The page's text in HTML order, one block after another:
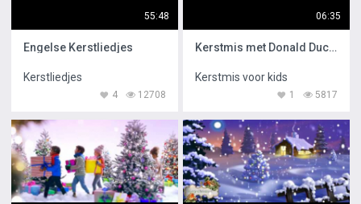
55:48
Engelse Kerstliedjes
Kerstliedjes
12708
4
06:35
Kerstmis met Donald Duck Mickey Mouse
Kerstmis voor kids
5817
1